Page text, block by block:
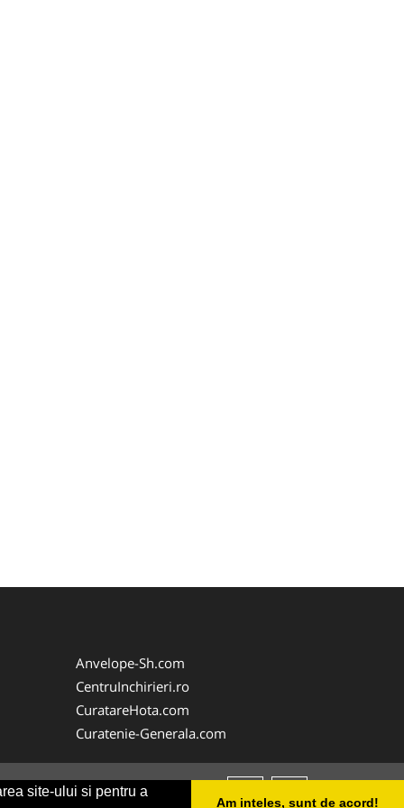
site-ului si pentru a
Am inteles, sunt de acord!
Anvelope-Sh.com
CentruInchirieri.ro
CuratareHota.com
Curatenie-Generala.com